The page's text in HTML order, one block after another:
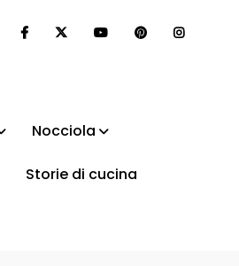
Nocciola
Storie di cucina